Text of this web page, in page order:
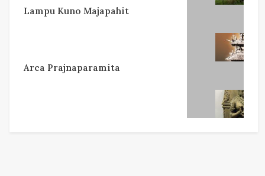
Lampu Kuno Majapahit
Arca Prajnaparamita